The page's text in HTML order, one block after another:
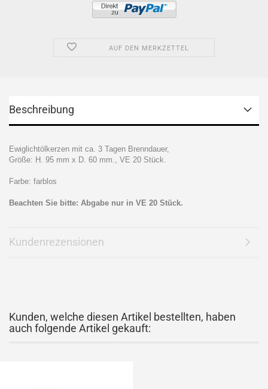
AUF DEN MERKZETTEL
Beschreibung
Ewiglichtölkerzen mit ca. 3 Tagen Brenndauer,
Größe: H. 95 mm x D. 60 mm., VE 20 Stück.
Farbe: farblos
Beachten Sie bitte: Abgabe nur in VE 20 Stück.
Kundenrezensionen
Kunden, welche diesen Artikel bestellten, haben
auch folgende Artikel gekauft: